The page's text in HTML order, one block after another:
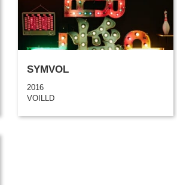
SYMVOL
2016
VOILLD